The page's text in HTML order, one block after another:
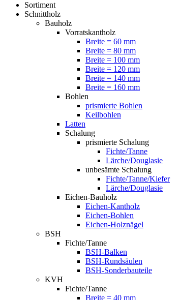
Sortiment
Schnittholz
Bauholz
Vorratskantholz
Breite = 60 mm
Breite = 80 mm
Breite = 100 mm
Breite = 120 mm
Breite = 140 mm
Breite = 160 mm
Bohlen
prismierte Bohlen
Keilbohlen
Latten
Schalung
prismierte Schalung
Fichte/Tanne
Lärche/Douglasie
unbesämte Schalung
Fichte/Tanne/Kiefer
Lärche/Douglasie
Eichen-Bauholz
Eichen-Kantholz
Eichen-Bohlen
Eichen-Holznägel
BSH
Fichte/Tanne
BSH-Balken
BSH-Rundsäulen
BSH-Sonderbauteile
KVH
Fichte/Tanne
Breite = 40 mm